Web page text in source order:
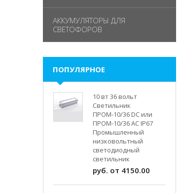
АККУМУЛЯТОРЫ ДЛЯ
СВЕТОФОРОВ
ПОПУЛЯРНОЕ
10 вт 36 вольт
Светильник
ПРОМ-10/36 DC или
ПРОМ-10/36 AC IP67
Промышленный
низковольтный
светодиодный
светильник
руб. от 4150.00